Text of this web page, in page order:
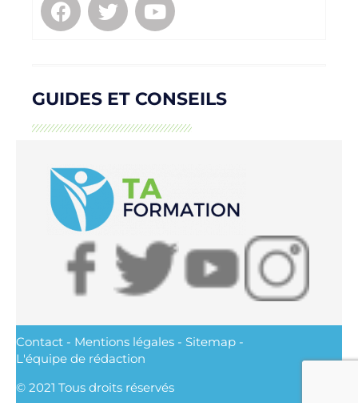
GUIDES ET CONSEILS
Contact - Mentions légales - Sitemap -
L'équipe de rédaction
© 2021 Tous droits réservés